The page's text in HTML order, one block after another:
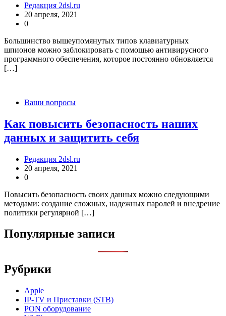
Редакция 2dsl.ru
20 апреля, 2021
0
Большинство вышеупомянутых типов клавиатурных
шпионов можно заблокировать с помощью антивирусного
программного обеспечения, которое постоянно обновляется
[…]
Ваши вопросы
Как повысить безопасность наших
данных и защитить себя
Редакция 2dsl.ru
20 апреля, 2021
0
Повысить безопасность своих данных можно следующими
методами: создание сложных, надежных паролей и внедрение
политики регулярной […]
Популярные записи
Рубрики
Apple
IP-TV и Приставки (STB)
PON оборудование